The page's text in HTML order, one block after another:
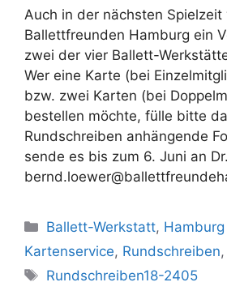
Auch in der nächsten Spielzeit
Ballettfreunden Hamburg ein
zwei der vier Ballett-
Wer eine Karte (bei
bzw. zwei Karten (bei
bestellen möchte, fülle bitte
Rundschreiben anhängende
sende es bis zum 6. Juni an
Kategorien
Ballett-Werkstatt,
Kartenservice, Rundschreiben,
Schlagwörter
Rundschreiben18-2405